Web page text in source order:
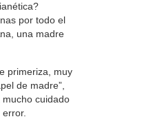
por todo el
una madre
primeriza, muy
de madre”,
mucho cuidado